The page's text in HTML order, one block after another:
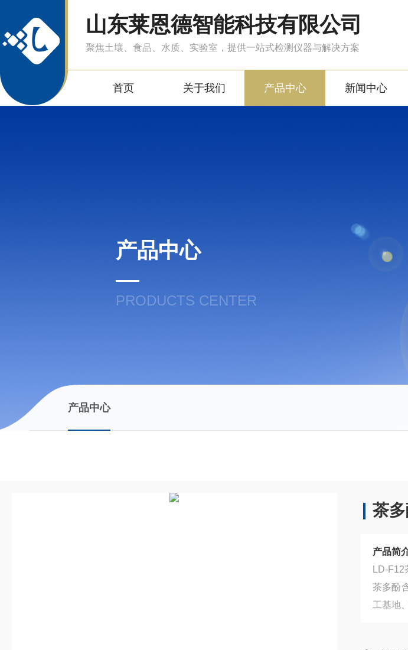
山东莱恩德智能科技有限公司
聚焦土壤、食品、水质、实验室，提供一站式检测仪器与解决方案
首页 关于我们 产品中心 新闻中心
产品中心
PRODUCTS CENTER
产品中心
茶
产品简
LD-
茶多酚
工基地